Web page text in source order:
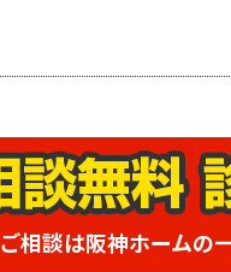
ご相談は阪神ホームの